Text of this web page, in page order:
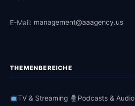
E-Mail: management@aaagency.us
THEMENBEREICHE
TV & Streaming Podcasts & Audio